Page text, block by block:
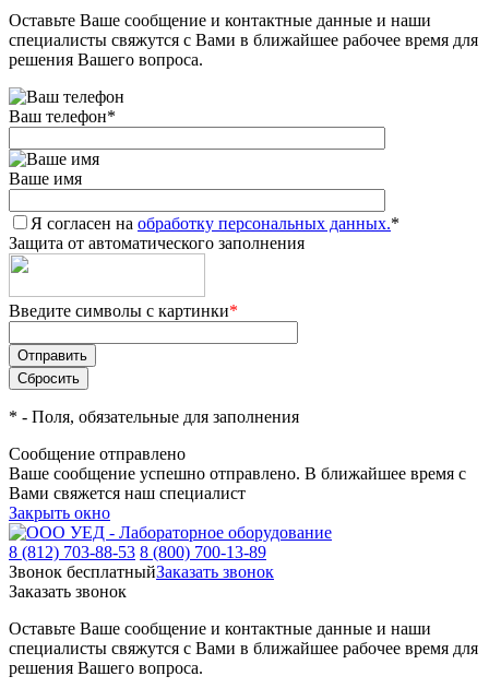
Оставьте Ваше сообщение и контактные данные и наши
специалисты свяжутся с Вами в ближайшее рабочее время для
решения Вашего вопроса.
Ваш телефон*
Ваше имя
Я согласен на обработку персональных данных.*
Защита от автоматического заполнения
Введите символы с картинки*
* - Поля, обязательные для заполнения
Сообщение отправлено
Ваше сообщение успешно отправлено. В ближайшее время с
Вами свяжется наш специалист
Закрыть окно
8 (812) 703-88-53 8 (800) 700-13-89
Звонок бесплатныйЗаказать звонок
Заказать звонок
Оставьте Ваше сообщение и контактные данные и наши
специалисты свяжутся с Вами в ближайшее рабочее время для
решения Вашего вопроса.